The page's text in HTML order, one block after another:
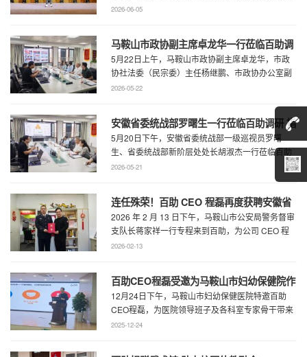
慧受邀参会，与360集团副总裁黄剑及行业各合作
2026-06-05
马鞍山市政协副主席卓龙华一行莅临百助调
研指导工作
5月22日上午，马鞍山市政协副主席卓龙华，市政
协社法委（民宗委）主任杨继鹏、市政协办公室副
主任何慧、市政协专委会综合五科副科长 ...
2026-05-22
安徽省委统战部罗曙生一行莅临百助调研 指
导新阶层人士工作
5月20日下午，安徽省委统战部一级巡视员罗曙
生、省委统战部新阶层处处长胡淑杰一行莅临百助
走访调研，马鞍山市委统战部副部长王林陪 ...
2026-05-21
连任殊荣！百助 CEO 程磊再度获聘安徽省
公安厅党风政风警风监督员
2026 年 2 月 13 日下午，马鞍山市公安局警务督审
支队长蒋家祥一行专程来到百助，为公司 CEO 程
磊现场颁发安徽省公安厅党风 ...
2026-02-13
百助CEO程磊受邀为马鞍山市妇幼保健院作
专题演讲 共绘“超越医疗”发展新蓝图
12月24日下午，马鞍山市妇幼保健医院特邀百助
CEO程磊，为医院领导班子及各科室专家骨干带来
了一场题为《预见趋势，定义未来——为 ...
2025-12-24